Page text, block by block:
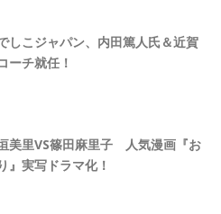
しこジャパン、内田篤人氏＆近賀
ーチ就任！
美里VS篠田麻里子 人気漫画『お
』実写ドラマ化！